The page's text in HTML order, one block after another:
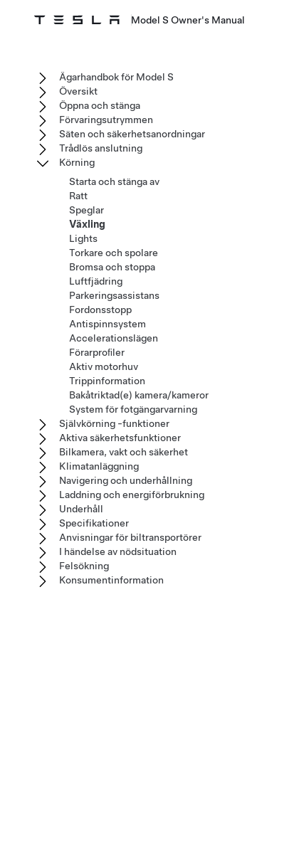
Model S Owner's Manual
Ägarhandbok för Model S
Översikt
Öppna och stänga
Förvaringsutrymmen
Säten och säkerhetsanordningar
Trådlös anslutning
Körning
Starta och stänga av
Ratt
Speglar
Växling
Lights
Torkare och spolare
Bromsa och stoppa
Luftfjädring
Parkeringsassistans
Fordonsstopp
Antispinnsystem
Accelerationslägen
Förarproﬁler
Aktiv motorhuv
Trippinformation
Bakåtriktad(e) kamera/kameror
System för fotgängarvarning
Självkörning -funktioner
Aktiva säkerhetsfunktioner
Bilkamera, vakt och säkerhet
Klimatanläggning
Navigering och underhållning
Laddning och energiförbrukning
Underhåll
Specifikationer
Anvisningar för biltransportörer
I händelse av nödsituation
Felsökning
Konsumentinformation